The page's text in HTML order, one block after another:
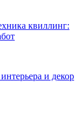
квиллинг:
и декор